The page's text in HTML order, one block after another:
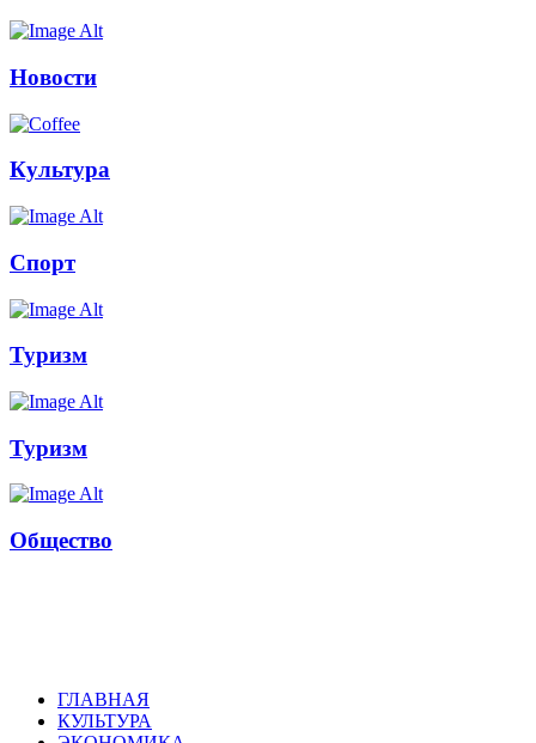
Новости
Культура
Спорт
Туризм
Туризм
Общество
ГЛАВНАЯ
КУЛЬТУРА